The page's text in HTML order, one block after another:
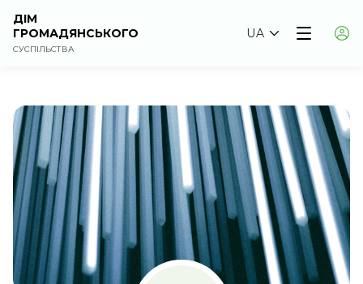
ДІМ
ГРОМАДЯНСЬКОГО
СУСПІЛЬСТВА
UA